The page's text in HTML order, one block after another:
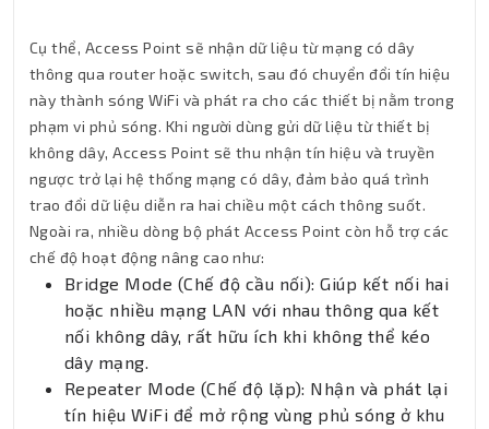
Cụ thể, Access Point sẽ nhận dữ liệu từ mạng có dây
thông qua router hoặc switch, sau đó chuyển đổi tín hiệu
này thành sóng WiFi và phát ra cho các thiết bị nằm trong
phạm vi phủ sóng. Khi người dùng gửi dữ liệu từ thiết bị
không dây, Access Point sẽ thu nhận tín hiệu và truyền
ngược trở lại hệ thống mạng có dây, đảm bảo quá trình
trao đổi dữ liệu diễn ra hai chiều một cách thông suốt.
Ngoài ra, nhiều dòng bộ phát Access Point còn hỗ trợ các
chế độ hoạt động nâng cao như:
Bridge Mode (Chế độ cầu nối): Giúp kết nối hai
hoặc nhiều mạng LAN với nhau thông qua kết
nối không dây, rất hữu ích khi không thể kéo
dây mạng.
Repeater Mode (Chế độ lặp): Nhận và phát lại
tín hiệu WiFi để mở rộng vùng phủ sóng ở khu